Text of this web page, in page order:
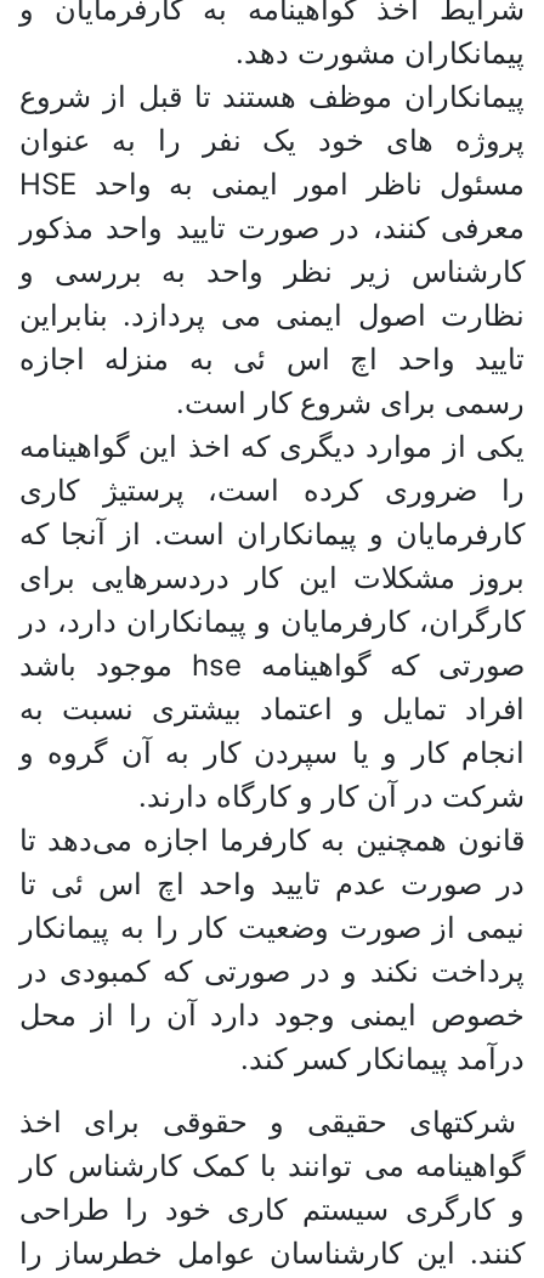
شرایط اخذ گواهینامه به کارفرمایان و
پیمانکاران مشورت دهد.
پیمانکاران موظف هستند تا قبل از شروع
پروژه های خود یک نفر را به عنوان
مسئول ناظر امور ایمنی به واحد HSE
معرفی کنند، در صورت تایید واحد مذکور
کارشناس زیر نظر واحد به بررسی و
نظارت اصول ایمنی می پردازد. بنابراین
تایید واحد اچ اس ئی به منزله اجازه
رسمی برای شروع کار است.
یکی از موارد دیگری که اخذ این گواهینامه
را ضروری کرده است، پرستیژ کاری
کارفرمایان و پیمانکاران است. از آنجا که
بروز مشکلات این کار دردسرهایی برای
کارگران، کارفرمایان و پیمانکاران دارد، در
صورتی که گواهینامه hse موجود باشد
افراد تمایل و اعتماد بیشتری نسبت به
انجام کار و یا سپردن کار به آن گروه و
شرکت در آن کار و کارگاه دارند.
قانون همچنین به کارفرما اجازه می‌دهد تا
در صورت عدم تایید واحد اچ اس ئی تا
نیمی از صورت وضعیت کار را به پیمانکار
پرداخت نکند و در صورتی که کمبودی در
خصوص ایمنی وجود دارد آن را از محل
درآمد پیمانکار کسر کند.
شرکتهای حقیقی و حقوقی برای اخذ
گواهینامه می توانند با کمک کارشناس کار
و کارگری سیستم کاری خود را طراحی
کنند. این کارشناسان عوامل خطرساز را